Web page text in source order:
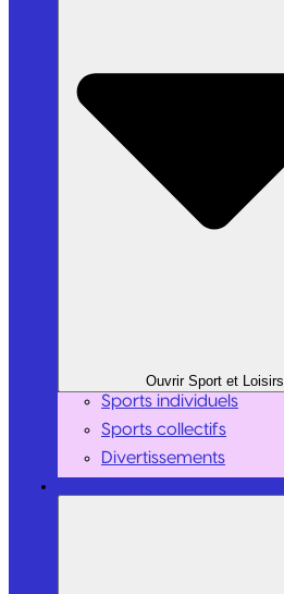
Ouvrir Sport et Loisirs
Sports individuels
Sports collectifs
Divertissements